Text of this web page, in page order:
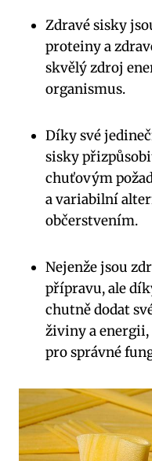
Zdravé sisky
proteiny a
skvělý zdroj
organismus.
Díky své
sisky
chuťovým
a variabilní
občerstvením.
Nejenže jsou
přípravu, ale
chutně dodat
živiny a energii,
pro správné